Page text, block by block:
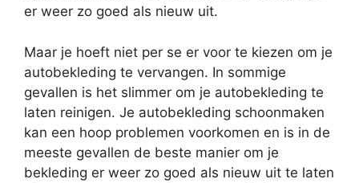
er weer zo goed als nieuw uit.
Maar je hoeft niet per se er voor te kiezen om je
autobekleding te vervangen. In sommige
gevallen is het slimmer om je autobekleding te
laten reinigen. Je autobekleding schoonmaken
kan een hoop problemen voorkomen en is in de
meeste gevallen de beste manier om je
bekleding er weer zo goed als nieuw uit te laten